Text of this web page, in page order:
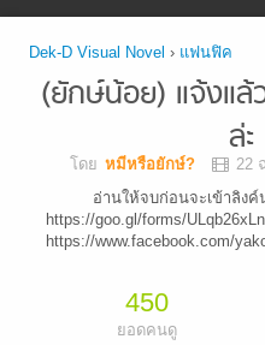
Dek-D Visual Novel › แฟนฟิค
(ยักษ์น้อย) แจ้งแล้
ล่ะ
โดย หมีหรือยักษ์? 22
อ่านให้จบก่อนจะเข้าลิงค์
https://goo.gl/forms/
https://www.facebook.com/
450
ยอดคนดู